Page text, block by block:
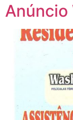
Anúncio